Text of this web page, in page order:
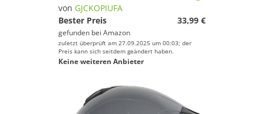
von GJCKOPIUFA
Bester Preis
33,99 €
gefunden bei Amazon
zuletzt überprüft am 27.09.2025 um 00:03; der
Preis kann sich seitdem geändert haben.
Keine weiteren Anbieter